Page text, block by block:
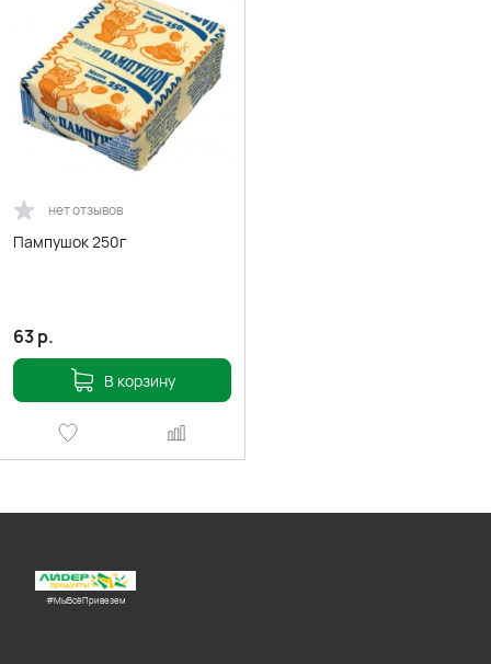
нет отзывов
Пампушок 250г
63р.
В корзину
#МыВсёПривезем